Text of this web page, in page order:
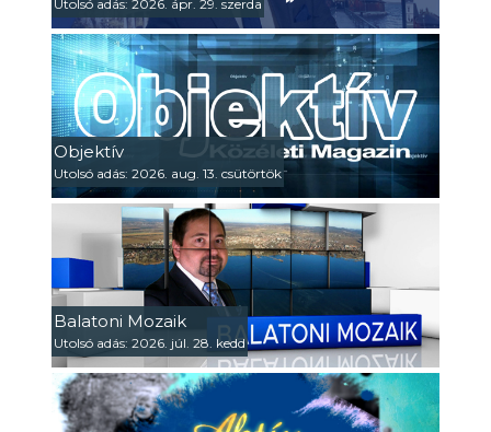
Utolsó adás: 2026. ápr. 29. szerda
Objektív
Utolsó adás: 2026. aug. 13. csütörtök
Balatoni Mozaik
Utolsó adás: 2026. júl. 28. kedd